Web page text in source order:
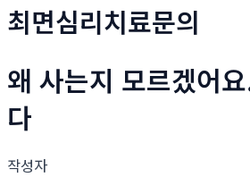
최면심리치료문의
왜 사는지 모르겠어
다
작성자